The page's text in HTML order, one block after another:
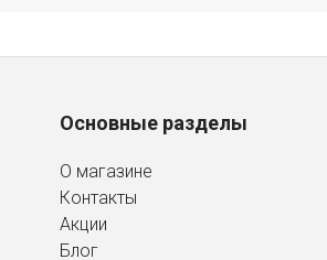
Основные разделы
О магазине
Контакты
Акции
Блог